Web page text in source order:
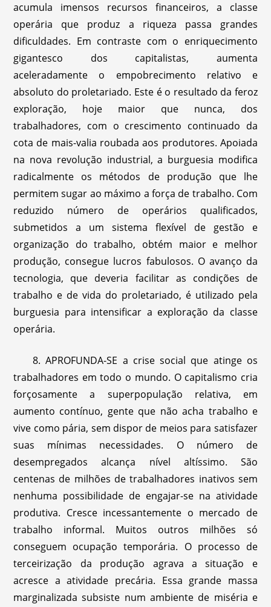
acumula imensos recursos financeiros, a classe
operária que produz a riqueza passa grandes
dificuldades. Em contraste com o enriquecimento
gigantesco dos capitalistas, aumenta
aceleradamente o empobrecimento relativo e
absoluto do proletariado. Este é o resultado da feroz
exploração, hoje maior que nunca, dos
trabalhadores, com o crescimento continuado da
cota de mais-valia roubada aos produtores. Apoiada
na nova revolução industrial, a burguesia modifica
radicalmente os métodos de produção que lhe
permitem sugar ao máximo a força de trabalho. Com
reduzido número de operários qualificados,
submetidos a um sistema flexível de gestão e
organização do trabalho, obtém maior e melhor
produção, consegue lucros fabulosos. O avanço da
tecnologia, que deveria facilitar as condições de
trabalho e de vida do proletariado, é utilizado pela
burguesia para intensificar a exploração da classe
operária.
8. APROFUNDA-SE a crise social que atinge os
trabalhadores em todo o mundo. O capitalismo cria
forçosamente a superpopulação relativa, em
aumento contínuo, gente que não acha trabalho e
vive como pária, sem dispor de meios para satisfazer
suas mínimas necessidades. O número de
desempregados alcança nível altíssimo. São
centenas de milhões de trabalhadores inativos sem
nenhuma possibilidade de engajar-se na atividade
produtiva. Cresce incessantemente o mercado de
trabalho informal. Muitos outros milhões só
conseguem ocupação temporária. O processo de
terceirização da produção agrava a situação e
acresce a atividade precária. Essa grande massa
marginalizada subsiste num ambiente de miséria e